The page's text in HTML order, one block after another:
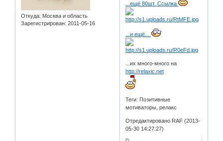
Откуда: Москва и область
Зарегистрирован: 2011-05-16
...ещё 80шт. Ссылка
...и ещё...
...их много-много на
http://relaxic.net
Теги: Позитивные
мотиваторы, релакс
Отредактировано RAF (2013-
05-30 14:27:27)